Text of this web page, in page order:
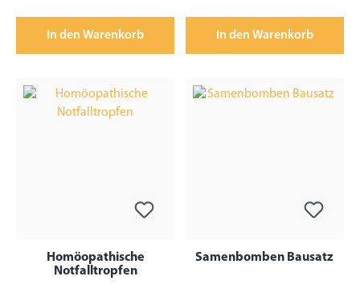
In den Warenkorb In den Warenkorb
Homöopathische
Notfalltropfen
Samenbomben Bausatz